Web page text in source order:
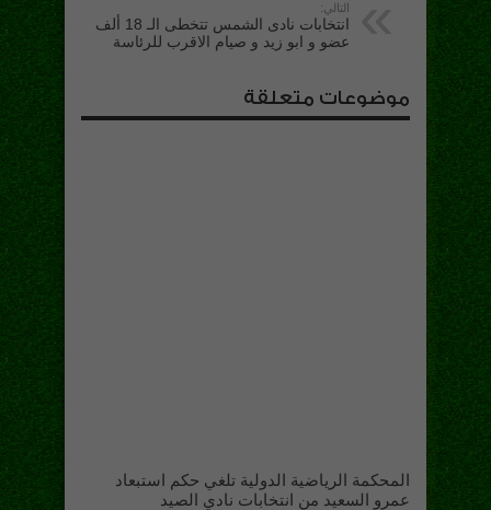
التالي:
انتخابات نادى الشمس تتخطى الـ 18 ألف
عضو و ابو زيد و صيام الاقرب للرئاسة
موضوعات متعلقة
المحكمة الرياضية الدولية تلغي حكم استبعاد
عمرو السعيد من انتخابات نادي الصيد